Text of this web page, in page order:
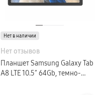
Нет в наличии
Нет отзывов
Планшет Samsung Galaxy Tab
A8 LTE 10.5″ 64Gb, темно-